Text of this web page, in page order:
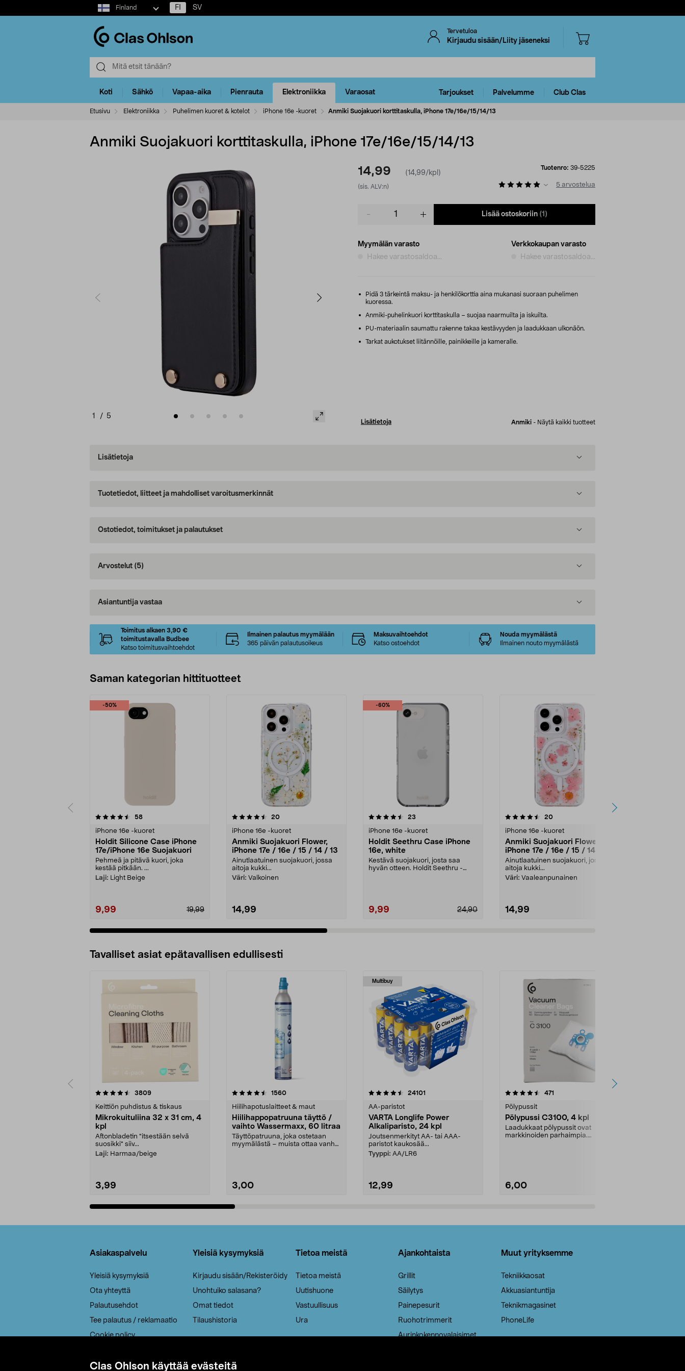
Clas Ohlson käyttää evästeitä
Select
market
Finland FI SV
Tervetuloa
Kirjaudu sisään/Liity jäseneksi
Koti Sähkö Vapaa-aika Pienrauta Elektroniikka Varaosat Tarjoukset Palvelumme Club Clas
Etusivu Elektroniikka Puhelimen kuoret & kotelot iPhone 16e -kuoret Anmiki Suojakuori korttitaskulla, iPhone 17e/16e/15/14/13
Anmiki Suojakuori korttitaskulla, iPhone 17e/16e/15/14/13
1 / 5
14,99 (14,99/kpl)
(sis. ALV:n)
Tuotenro: 39-5225
5 arvostelua
Lisää ostoskoriin (1)
Myymälän varasto
Hakee varastosaldoa...
Verkkokaupan varasto
Hakee varastosaldoa...
Pidä 3 tärkeintä maksu- ja henkilökorttia aina mukanasi suoraan puhelimen
kuoressa.
Anmiki-puhelinkuori korttitaskulla – suojaa naarmuilta ja iskuilta.
PU-materiaalin saumattu rakenne takaa kestävyyden ja laadukkaan ulkonäön.
Tarkat aukotukset liitännöille, painikkeille ja kameralle.
Lisätietoja Anmiki - Näytä kaikki tuotteet
Lisätietoja
Tuotetiedot, liitteet ja mahdolliset varoitusmerkinnät
Ostotiedot, toimitukset ja palautukset
Arvostelut (5)
Asiantuntija vastaa
Toimitus alkaen 3,90 €
toimitustavalla Budbee
Katso toimitusvaihtoehdot
Ilmainen palautus myymälään
365 päivän palautusoikeus
Maksuvaihtoehdot
Katso ostoehdot
Nouda myymälästä
Ilmainen nouto myymälästä
Saman kategorian hittituotteet
-50%
58arvostelut
iPhone 16e -kuoret
Holdit Silicone Case iPhone
17e/iPhone 16e Suojakuori
Pehmeä ja pitävä kuori, joka
kestää pitkään. ...
Laji: Light Beige
9,99 19,99
4.5 viidestä
20arvostelut
iPhone 16e -kuoret
Anmiki Suojakuori Flower,
iPhone 17e / 16e / 15 / 14 / 13
Ainutlaatuinen suojakuori, jossa
aitoja kukki...
Väri: Valkoinen
14,99
-60%
4.5 viidestä
23
iPhone 16e -kuoret
Holdit Seethru Case iPhone
16e, white
Kestävä suojakuori, josta saa
hyvän otteen. Holdit Seethru -
9,99 24,90
4.5 viidestä
20arvostelut
iPhone 16e -kuoret
Anmiki Suojakuori Flower,
iPhone 17e / 16e / 15 / 14 / 13
Ainutlaatuinen suojakuori, jossa
aitoja kukki...
Väri: Vaaleanpunainen
14,99
4.5 viidestä
Tavalliset asiat epätavallisen edullisesti
3809arvostelut
Keittiön puhdistus & tiskaus
Mikrokuituliina 32 x 31 cm, 4
kpl
Aftonbladetin "itsestään selvä
suosikki" siiv...
Laji: Harmaa/beige
3,99
4.5viidestä
1560arvostelut
Hiilihapotuslaitteet & maut
Hiilihappopatruuna täyttö /
vaihto Wassermaxx, 60 litraa
Täyttöpatruuna, joka ostetaan
myymälästä – muista ottaa vanha
3,00
Multibuy
4.5viidestä
24101
AA-paristot
VARTA Longlife Power
Alkaliparisto, 24 kpl
Joutsenmerkityt AA- tai AAA-
paristot kaukosää...
Tyyppi: AA/LR6
12,99
4.5viidestä
471
Pölypussit
Pölypussi C3100, 4 kpl
Laadukkaat pölypussit ovat
markkinoiden parhaimpia.
6,00
4.5viidestä
Asiakaspalvelu
Yleisiä kysymyksiä
Ota yhteyttä
Palautusehdot
Tee palautus / reklamaatio
Cookie policy
Saavutettavuus
Yleisiä kysymyksiä
Kirjaudu sisään/Rekisteröidy
Unohtuiko salasana?
Omat tiedot
Tilaushistoria
Tietoa meistä
Tietoa meistä
Uutishuone
Vastuullisuus
Ura
Ajankohtaista
Grillit
Säilytys
Painepesurit
Ruohotrimmerit
Aurinkokennovalaisimet
Muut yrityksemme
Tekniikkaosat
Akkuasiantuntija
Teknikmagasinet
PhoneLife